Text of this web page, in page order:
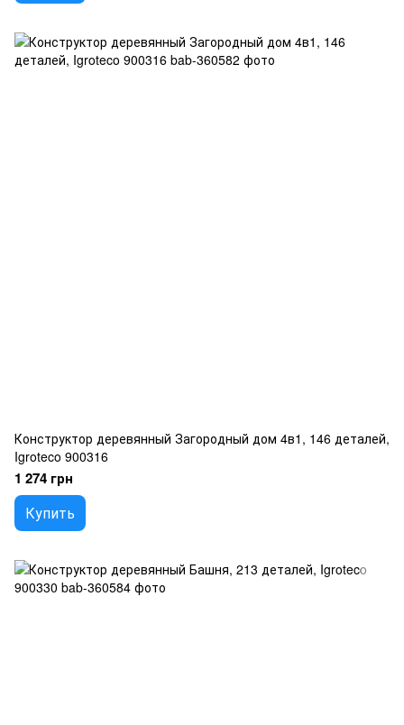
Конструктор деревянный Загородный дом 4в1, 146 деталей,
Igroteco 900316
1 274 грн
Купить